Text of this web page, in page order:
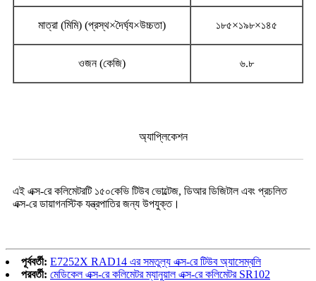
মাত্রা (মিমি) (প্রস্থ×দৈর্ঘ্য×উচ্চতা) ১৮৫×১৯৮×১৪৫
ওজন (কেজি) ৬.৮
অ্যাপ্লিকেশন
এই এক্স-রে কলিমেটরটি ১৫০কেভি টিউব ভোল্টেজ, ডিআর ডিজিটাল এবং প্রচলিত
এক্স-রে ডায়াগনস্টিক যন্ত্রপাতির জন্য উপযুক্ত।
পূর্ববর্তী: E7252X RAD14 এর সমতুল্য এক্স-রে টিউব অ্যাসেম্বলি
পরবর্তী: মেডিকেল এক্স-রে কলিমেটর ম্যানুয়াল এক্স-রে কলিমেটর SR102